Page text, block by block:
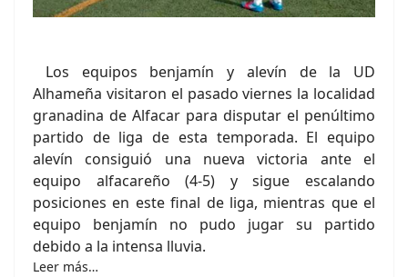
Los equipos benjamín y alevín de la UD
Alhameña visitaron el pasado viernes la localidad
granadina de Alfacar para disputar el penúltimo
partido de liga de esta temporada. El equipo
alevín consiguió una nueva victoria ante el
equipo alfacareño (4-5) y sigue escalando
posiciones en este final de liga, mientras que el
equipo benjamín no pudo jugar su partido
debido a la intensa lluvia.
Leer más…